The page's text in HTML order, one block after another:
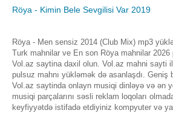
Röya - Kimin Bele Sevgilisi Var 2019
Röya - Men sensiz 2014 (Club Mix) mp3
Turk mahnilar ve En son Röya mahnilar
Vol.az saytina daxil olun. Vol.az mahni sayti
pulsuz mahnı yükləmək də asanlaşdı.
Vol.az saytinda onlayn musiqi dinləyə və ən
musiqi parçalarını səsli reklam loqoları
keyfiyyətdə istifadə etdiyiniz kompyuter və ya